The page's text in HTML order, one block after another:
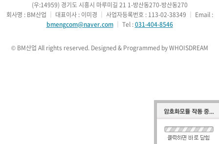
(우:14959) 경기도 시흥시 마루미길 21 1-방산동270-방산동270
회사명 : BM산업
대표이사 : 이미경 사업자등록번호 : 113-02-38349
Email :
bmengcom@naver.com｜ Tel :031-404-8546
© BM산업 All rights reserved. Designed & Programmed by WHOISDREAM